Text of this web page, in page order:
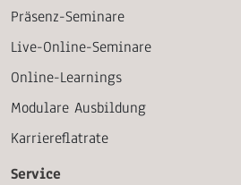
Präsenz-Seminare
Live-Online-Seminare
Online-Learnings
Modulare Ausbildung
Karriereflatrate
Service